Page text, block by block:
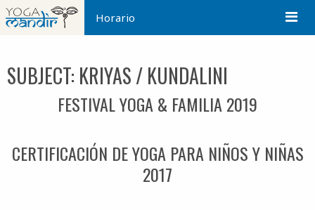
Horario
SUBJECT: KRIYAS / KUNDALINI
FESTIVAL YOGA & FAMILIA 2019
CERTIFICACIÓN DE YOGA PARA NIÑOS Y NIÑAS
2017